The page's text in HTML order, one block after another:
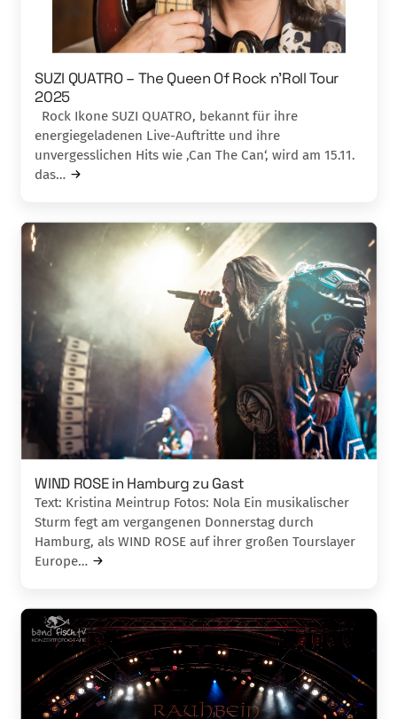
SUZI QUATRO – The Queen Of Rock n’Roll Tour
2025
Rock Ikone SUZI QUATRO, bekannt für ihre
energiegeladenen Live-Auftritte und ihre
unvergesslichen Hits wie ‚Can The Can‘, wird am 15.11.
das…
WIND ROSE in Hamburg zu Gast
Text: Kristina Meintrup Fotos: Nola Ein musikalischer
Sturm fegt am vergangenen Donnerstag durch
Hamburg, als WIND ROSE auf ihrer großen Tourslayer
Europe…